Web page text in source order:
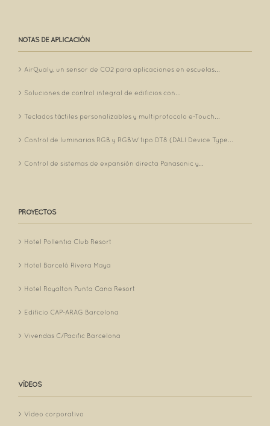
NOTAS DE APLICACIÓN
AirQualy, un sensor de CO2 para aplicaciones en escuelas...
Soluciones de control integral de edificios con...
Teclados táctiles personalizables y multiprotocolo e-Touch...
Control de luminarias RGB y RGBW tipo DT8 (DALI Device Type...
Control de sistemas de expansión directa Panasonic y...
PROYECTOS
Hotel Pollentia Club Resort
Hotel Barceló Rivera Maya
Hotel Royalton Punta Cana Resort
Edificio CAP-ARAG Barcelona
Vivendas C/Pacific Barcelona
VÍDEOS
Vídeo corporativo